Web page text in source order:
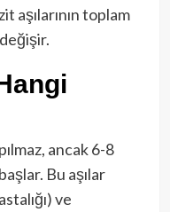
aşılarının toplam
ancak 6-8
Bu aşılar
ve